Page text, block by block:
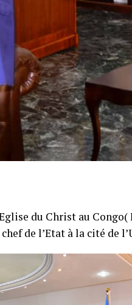
du Christ au Congo(
de l’Etat à la cité de